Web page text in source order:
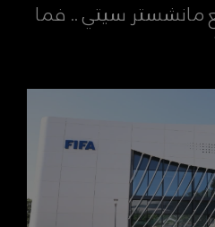
مانشستر سيتي .. فما